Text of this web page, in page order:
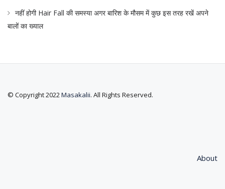
नहीं होगी Hair Fall की समस्या अगर बारिश के मौसम में कुछ इस तरह रखें अपने
बालों का ख्याल
© Copyright 2022Masakalii. All Rights Reserved.
About